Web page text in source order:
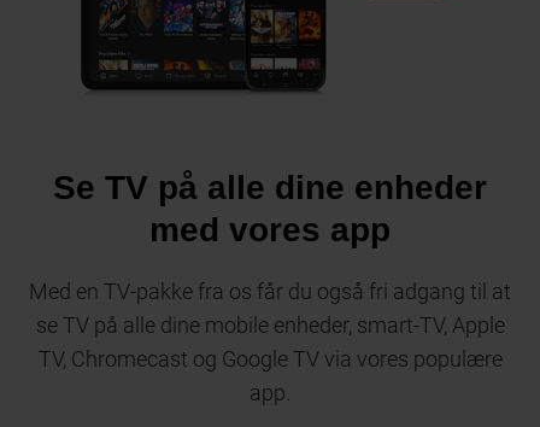
Se TV på alle dine enheder
med vores app
Med en TV-pakke fra os får du også fri adgang til at
se TV på alle dine mobile enheder, smart-TV, Apple
TV, Chromecast og Google TV via vores populære
app.